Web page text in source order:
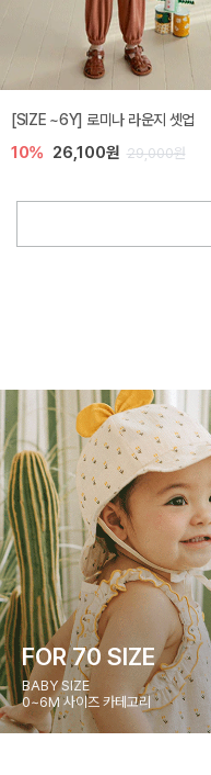
[SIZE ~6Y] 로미나 라운지 셋업
10% 26,100원 29,000원
FOR 70 SIZE
BABY SIZE
0~6M 사이즈 카테고리